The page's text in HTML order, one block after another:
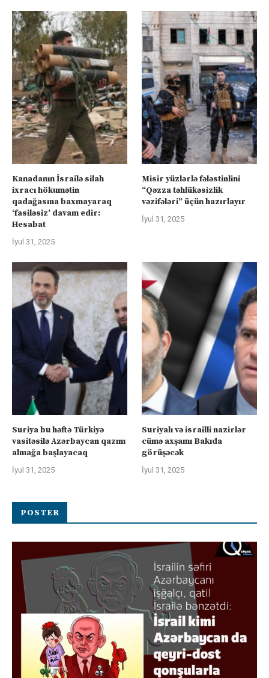
Kanadanın İsrailə silah
ixracı hökumətin
qadağasına baxmayaraq
‘fasiləsiz’ davam edir:
Hesabat
İyul 31, 2025
Misir yüzlərlə fələstinlini
“Qəzza təhlükəsizlik
vəzifələri” üçün hazırlayır
İyul 31, 2025
Suriya bu həftə Türkiyə
vasitəsilə Azərbaycan qazını
almağa başlayacaq
İyul 31, 2025
Suriyalı və israilli nazirlər
cümə axşamı Bakıda
görüşəcək
İyul 31, 2025
POSTER